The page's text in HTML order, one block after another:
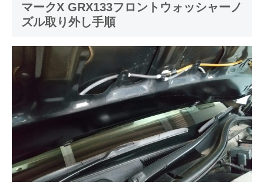
マークX GRX133フロントウォッシャーノ
ズル取り外し手順